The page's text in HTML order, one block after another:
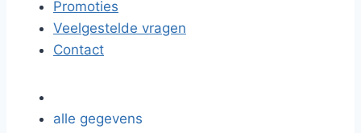
Promoties
Veelgestelde vragen
Contact
alle gegevens